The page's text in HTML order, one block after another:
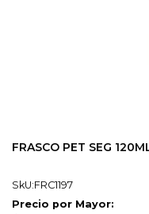
FRASCO PET SEG
SkU:FRC1197
Precio por Mayor: